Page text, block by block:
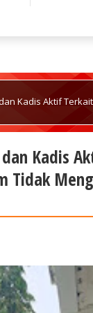
Kadis Aktif
Kadis
Tidak